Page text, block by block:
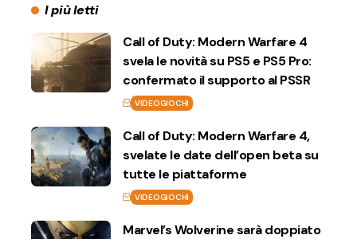
I più letti
Call of Duty: Modern Warfare 4
svela le novità su PS5 e PS5 Pro:
confermato il supporto al PSSR
VIDEOGIOCHI
Call of Duty: Modern Warfare 4,
svelate le date dell’open beta su
tutte le piattaforme
VIDEOGIOCHI
Marvel’s Wolverine sarà doppiato